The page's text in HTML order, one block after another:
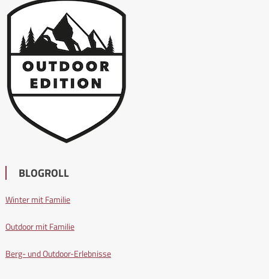
BLOGROLL
Winter mit Familie
Outdoor mit Familie
Berg- und Outdoor-Erlebnisse